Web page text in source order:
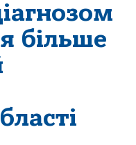
більше